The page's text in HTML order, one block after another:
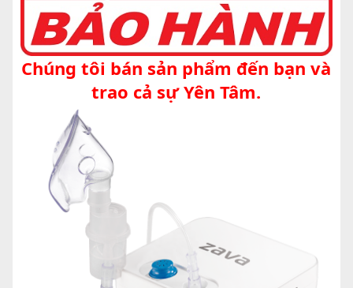
Chúng tôi bán sản phẩm đến bạn và
trao cả sự Yên Tâm.